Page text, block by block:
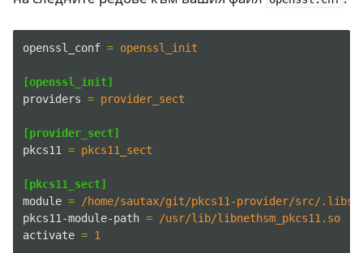
openssl_conf = openssl_init
[openssl_init]
providers = provider_sect
[provider_sect]
pkcs11 = pkcs11_sect
[pkcs11_sect]
module = /home/sautax/git/pkcs11-provider/src/.libs/
pkcs11-module-path = /usr/lib/libnethsm_pkcs11.so
activate = 1